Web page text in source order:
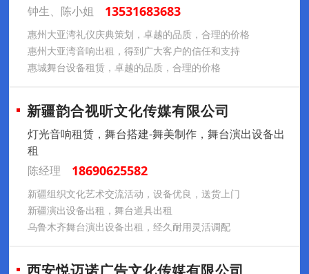
钟生、陈小姐
13531683683
惠州大亚湾礼仪庆典策划，卓越的品质，合理的价格
惠州大亚湾音响出租，得到广大客户的信任和支持
惠城舞台设备租赁，卓越的品质，合理的价格
新疆韵合视听文化传媒有限公司
灯光音响租赁，舞台搭建-舞美制作，舞台演出设备出
租
陈经理
18690625582
新疆组织文化艺术交流活动，设备优良，送货上门
新疆演出设备出租，舞台道具出租
乌鲁木齐舞台演出设备出租，经久耐用灵活调配